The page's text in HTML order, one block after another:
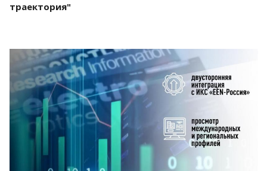
траектория"
Смотреть проект